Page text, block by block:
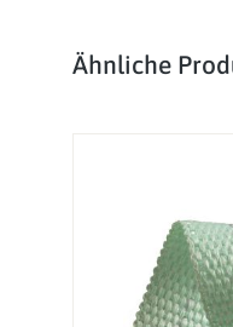
Produktgalerie
Ähnliche